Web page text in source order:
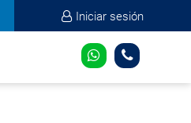
Iniciar sesión